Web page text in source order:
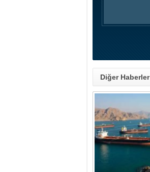
Diğer Haberler